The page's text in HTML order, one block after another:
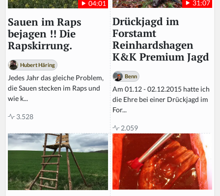
04:01
Sauen im Raps
bejagen !! Die
Rapskirrung.
Hubert Häring
Jedes Jahr das gleiche Problem,
die Sauen stecken im Raps und
wie k...
3.528
31:07
Drückjagd im
Forstamt
Reinhardshagen
K&K Premium Jagd
Benn
Am 01.12 - 02.12.2015 hatte ich
die Ehre bei einer Drückjagd im
For...
2.059